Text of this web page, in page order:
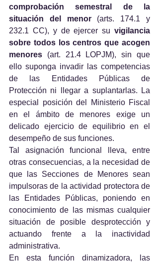
comprobación semestral de la
situación del menor (arts. 174.1 y
232.1 CC), y de ejercer su vigilancia
sobre todos los centros que acogen
menores (art. 21.4 LOPJM), sin que
ello suponga invadir las competencias
de las Entidades Públicas de
Protección ni llegar a suplantarlas. La
especial posición del Ministerio Fiscal
en el ámbito de menores exige un
delicado ejercicio de equilibrio en el
desempeño de sus funciones.
Tal asignación funcional lleva, entre
otras consecuencias, a la necesidad de
que las Secciones de Menores sean
impulsoras de la actividad protectora de
las Entidades Públicas, poniendo en
conocimiento de las mismas cualquier
situación de posible desprotección y
actuando frente a la inactividad
administrativa.
En esta función dinamizadora, las